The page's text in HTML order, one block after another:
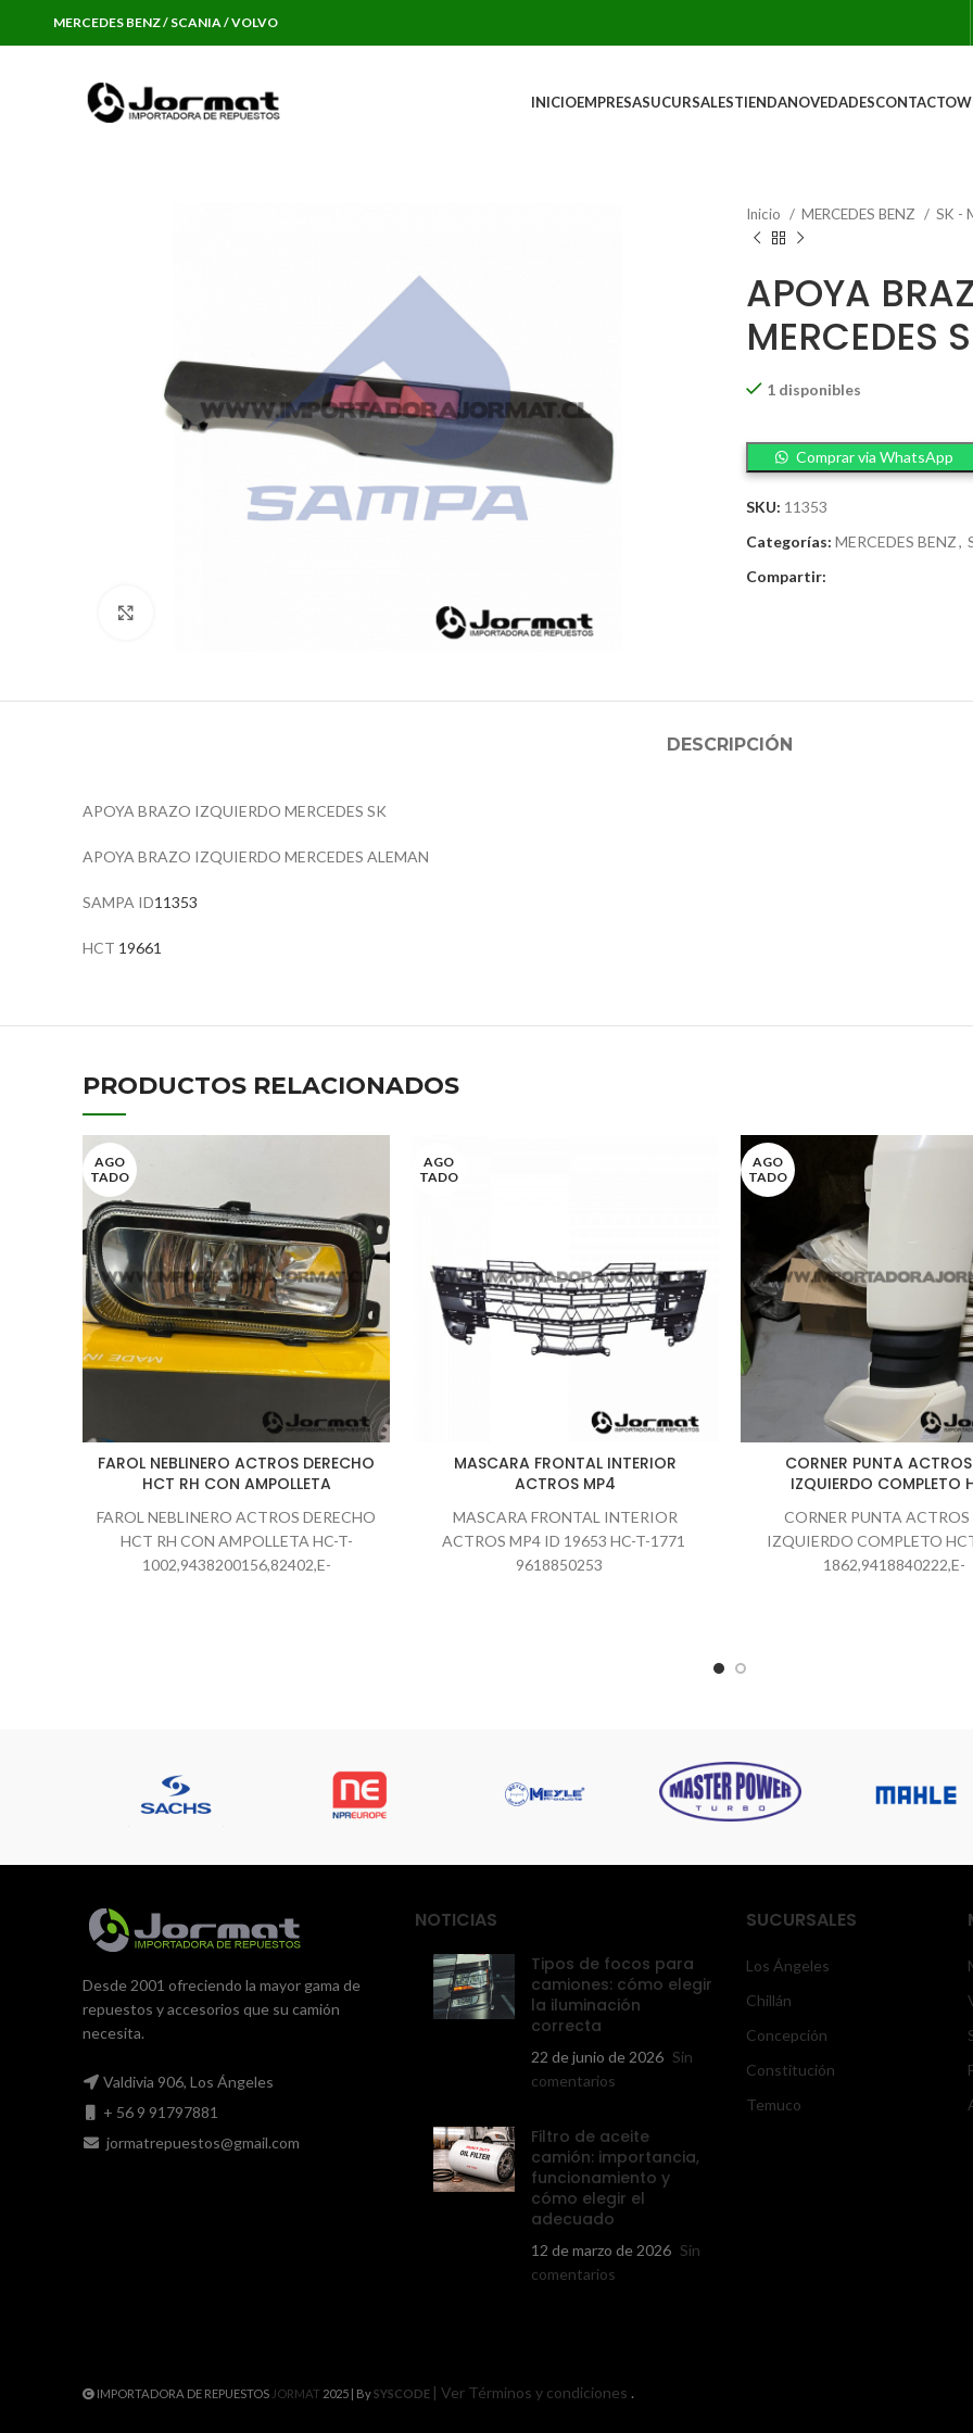
MERCEDES BENZ / SCANIA / VOLVO
INICIOEMPRESASUCURSALESTIENDANOVEDADESCONTACTO
Inicio MERCEDES BENZ SK -
APOYA
MERCEDES
1 disponibles
Comprar via WhatsApp
SKU: 11353
Categorías: MERCEDES BENZ,
Compartir:
DESCRIPCIÓN
APOYA BRAZO IZQUIERDO MERCEDES SK
APOYA BRAZO IZQUIERDO MERCEDES ALEMAN
SAMPA ID11353
HCT 19661
PRODUCTOS RELACIONADOS
AGO
TADO
FAROL NEBLINERO ACTROS DERECHO
HCT RH CON AMPOLLETA
FAROL NEBLINERO ACTROS DERECHO
HCT RH CON AMPOLLETA HC-T-
1002,9438200156,82402,E-
AGO
TADO
MASCARA FRONTAL INTERIOR
ACTROS MP4
MASCARA FRONTAL INTERIOR
ACTROS MP4 ID 19653 HC-T-1771
9618850253
AGO
TADO
CORNER PUNTA ACTROS
IZQUIERDO COMPLETO
CORNER PUNTA ACTROS
IZQUIERDO COMPLETO
1862,9418840222,E-
Desde 2001 ofreciendo la mayor gama de
repuestos y accesorios que su camión
necesita.
Valdivia 906, Los Ángeles
+ 56 9 91797881
jormatrepuestos@gmail.com
NOTICIAS
Tipos de focos para
camiones: cómo elegir
la iluminación
correcta
22 de junio de 2026 Sin
comentarios
Filtro de aceite
camión: importancia,
funcionamiento y
cómo elegir el
adecuado
12 de marzo de 2026 Sin
comentarios
SUCURSALES
Los Ángeles
Chillán
Concepción
Constitución
Temuco
IMPORTADORA DE REPUESTOS JORMAT 2025 | BySYSCODE | Ver Términos y condiciones .